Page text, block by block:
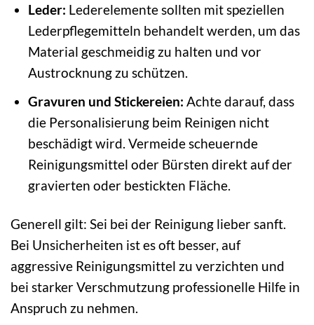
Leder: Lederelemente sollten mit speziellen
Lederpflegemitteln behandelt werden, um das
Material geschmeidig zu halten und vor
Austrocknung zu schützen.
Gravuren und Stickereien: Achte darauf, dass
die Personalisierung beim Reinigen nicht
beschädigt wird. Vermeide scheuernde
Reinigungsmittel oder Bürsten direkt auf der
gravierten oder bestickten Fläche.
Generell gilt: Sei bei der Reinigung lieber sanft.
Bei Unsicherheiten ist es oft besser, auf
aggressive Reinigungsmittel zu verzichten und
bei starker Verschmutzung professionelle Hilfe in
Anspruch zu nehmen.